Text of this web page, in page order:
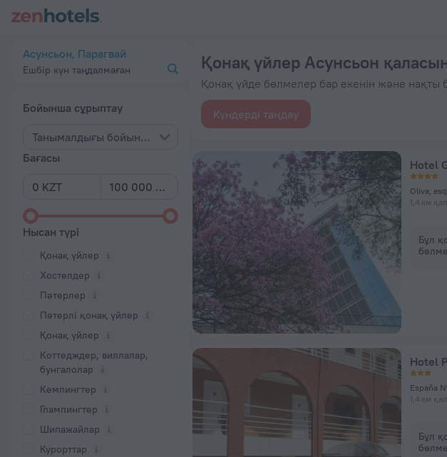
Асунсьон, Парагвай
Ешбір күн таңдалмаған
Бойынша сұрыптау
Танымалдығы бойынша
Бағасы
Нысан түрі
Қонақ үйлер
Хостелдер
Пәтерлер
Пәтерлі қонақ үйлер
Қонақ үйлер
Коттедждер, виллалар,
бунгалолар
Кемпингтер
Глампингтер
Шипажайлар
Курорттар
Қонақ үйлер Асунсьон
Қонақ үйде бөлмелер бар екенін және нақты
Күндерді таңдау
Hotel
Oliva,
1,4 км
Бұл
бөлме
Hotel
España
1,4 км
Бұл
бөлме
20 үздік Қонақ үйлер Асунсьон қаласында 2026 бастап 19 161 ₸ — Қазір